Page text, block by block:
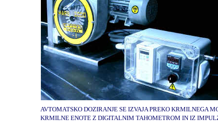
AVTOMATSKO DOZIRANJE SE IZVAJA PREKO KRMILNEGA
KRMILNE ENOTE Z DIGITALNIM TAHOMETROM IN IZ